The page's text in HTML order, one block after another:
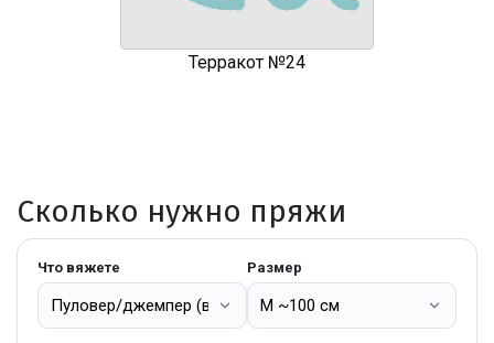
Терракот №24
Сколько нужно пряжи
Что вяжете Размер